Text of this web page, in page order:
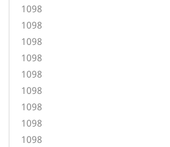
1098
1098
1098
1098
1098
1098
1098
1098
1098